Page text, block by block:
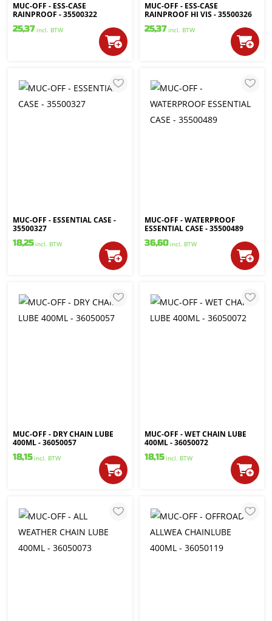
MUC-OFF - ESS-CASE
RAINPROOF - 35500322
25,37 incl. BTW
MUC-OFF - ESS-CASE
RAINPROOF HI VIS - 35500326
25,37 incl. BTW
MUC-OFF - ESSENTIAL CASE -
35500327
18,25 incl. BTW
MUC-OFF - WATERPROOF
ESSENTIAL CASE - 35500489
36,60 incl. BTW
MUC-OFF - DRY CHAIN LUBE
400ML - 36050057
18,15 incl. BTW
MUC-OFF - WET CHAIN LUBE
400ML - 36050072
18,15 incl. BTW